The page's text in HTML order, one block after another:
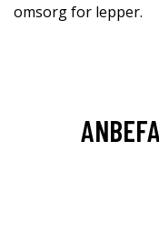
omsorg for lepper.